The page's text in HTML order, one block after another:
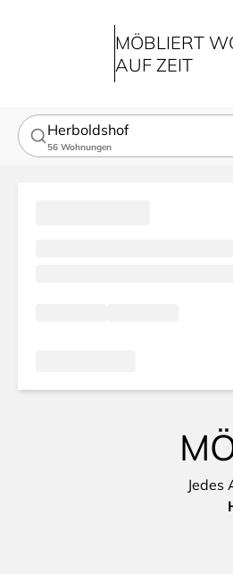
MÖBLIERT
AUF ZEIT
Herboldshof
56 Wohnungen